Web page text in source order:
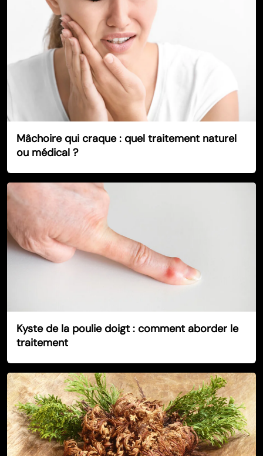
Mâchoire qui craque : quel traitement naturel
ou médical ?
Kyste de la poulie doigt : comment aborder le
traitement